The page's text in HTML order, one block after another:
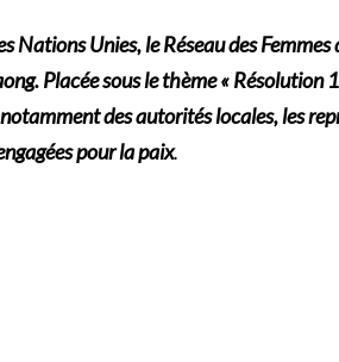
Unies, le Réseau des
Placée sous le thème « Résolution
des autorités locales, les
pour la paix.